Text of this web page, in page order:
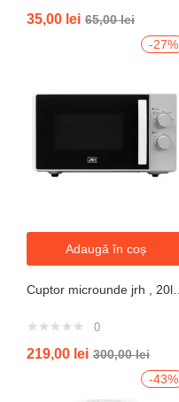
5.00din 5
35,00 lei 65,00lei
-27%
Adaugă în coș
0
219,00 lei 300,00lei
-43%